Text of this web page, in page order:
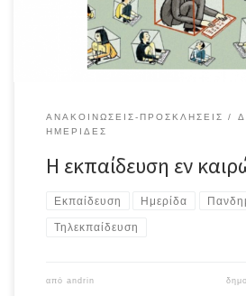
ΑΝΑΚΟΙΝΏΣΕΙΣ-ΠΡΟΣΚΛΉΣΕΙΣ
ΗΜΕΡΊΔΕΣ
Η εκπαίδευση εν
Εκπαίδευση Ημερίδα
Τηλεκπαίδευση
από andrin